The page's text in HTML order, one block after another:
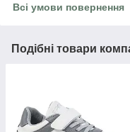
Всі умови повернення
Подібні товари